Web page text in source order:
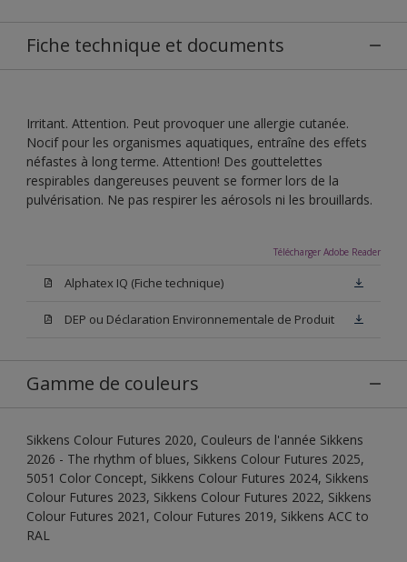
Fiche technique et documents
Irritant. Attention. Peut provoquer une allergie cutanée.
Nocif pour les organismes aquatiques, entraîne des effets
néfastes à long terme. Attention! Des gouttelettes
respirables dangereuses peuvent se former lors de la
pulvérisation. Ne pas respirer les aérosols ni les brouillards.
Télécharger Adobe Reader
Alphatex IQ (Fiche technique)
DEP ou Déclaration Environnementale de Produit
Gamme de couleurs
Sikkens Colour Futures 2020, Couleurs de l'année Sikkens
2026 - The rhythm of blues, Sikkens Colour Futures 2025,
5051 Color Concept, Sikkens Colour Futures 2024, Sikkens
Colour Futures 2023, Sikkens Colour Futures 2022, Sikkens
Colour Futures 2021, Colour Futures 2019, Sikkens ACC to
RAL